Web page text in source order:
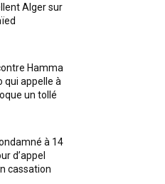
Alger sur
Hamma
qui appelle à
un tollé
à 14
d’appel
cassation